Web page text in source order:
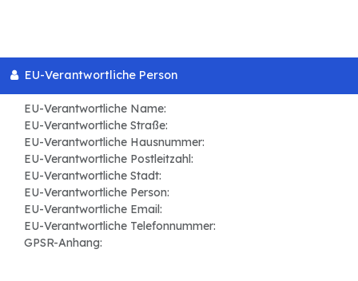
EU-Verantwortliche Person
EU-Verantwortliche Name:
EU-Verantwortliche Straße:
EU-Verantwortliche Hausnummer:
EU-Verantwortliche Postleitzahl:
EU-Verantwortliche Stadt:
EU-Verantwortliche Person:
EU-Verantwortliche Email:
EU-Verantwortliche Telefonnummer:
GPSR-Anhang: